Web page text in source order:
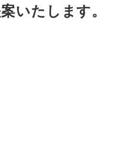
いたします。